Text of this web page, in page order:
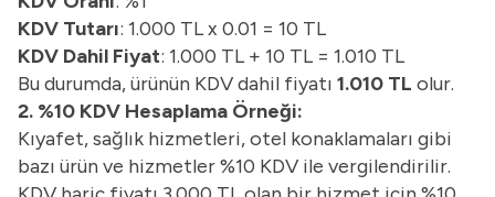
KDV Tutarı: 1.000 TL x 0.01 = 10 TL
KDV Dahil Fiyat: 1.000 TL + 10 TL = 1.010 TL
Bu durumda, ürünün KDV dahil fiyatı 1.010 TL olur.
2. %10 KDV Hesaplama Örneği:
Kıyafet, sağlık hizmetleri, otel konaklamaları gibi
bazı ürün ve hizmetler %10 KDV ile vergilendirilir.